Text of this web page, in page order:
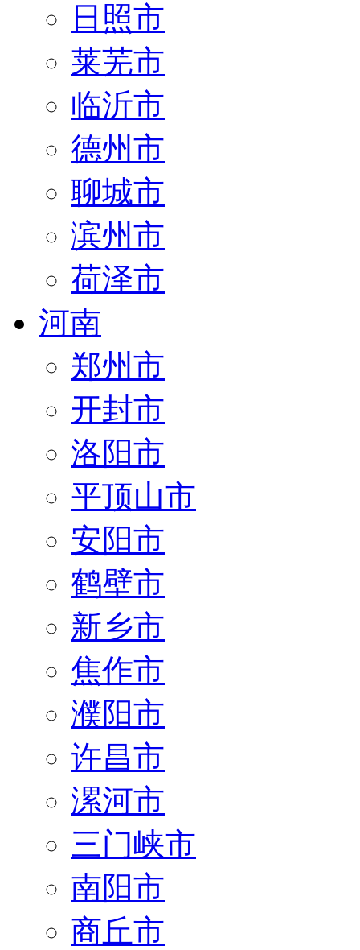
日照市
莱芜市
临沂市
德州市
聊城市
滨州市
荷泽市
河南
郑州市
开封市
洛阳市
平顶山市
安阳市
鹤壁市
新乡市
焦作市
濮阳市
许昌市
漯河市
三门峡市
南阳市
商丘市